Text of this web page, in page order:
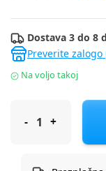
Dostava 3 do 8
Preverite
Na voljo takoj
Cool Club hlače